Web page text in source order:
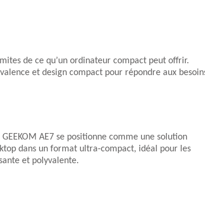
de ce qu’un ordinateur compact peut offrir.
et design compact pour répondre aux
AE7 se positionne comme une solution
dans un format ultra-compact, idéal pour les
et polyvalente.